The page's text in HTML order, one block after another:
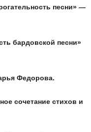
песни» —
бардовской песни»
Федорова.
сочетание стихов и